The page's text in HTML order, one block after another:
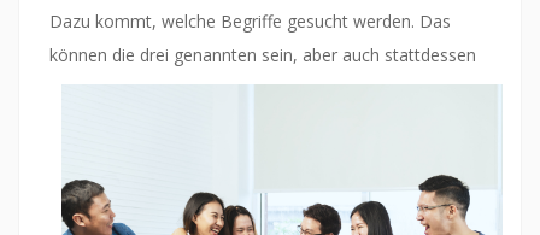
Dazu kommt, welche Begriffe gesucht werden. Das
können die drei genannten sein, aber auch stattdessen